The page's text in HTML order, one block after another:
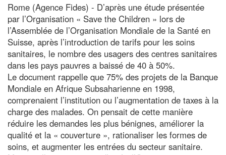
Rome (Agence Fides) - D’après une étude présentée
par l’Organisation « Save the Children » lors de
l’Assemblée de l’Organisation Mondiale de la Santé en
Suisse, après l’introduction de tarifs pour les soins
sanitaires, le nombre des usagers des centres sanitaires
dans les pays pauvres a baissé de 40 à 50%.
Le document rappelle que 75% des projets de la Banque
Mondiale en Afrique Subsaharienne en 1998,
comprenaient l’institution ou l’augmentation de taxes à la
charge des malades. On pensait de cette manière
réduire les demandes les plus bénignes, améliorer la
qualité et la « couverture », rationaliser les formes de
soins, et augmenter les entrées du secteur sanitaire.